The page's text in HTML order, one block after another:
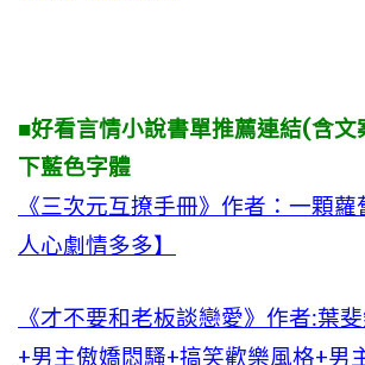
■好看言情小說書單推薦連結(含
下藍色字體
《三次元互撩手冊》作者：一顆
人心劇情多多】
《才不要和老板談戀愛》作者:葉
+男主傲嬌悶騷+搞笑歡樂風格+男